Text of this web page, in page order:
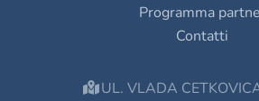
Programma
Contatti
UL. VLADA